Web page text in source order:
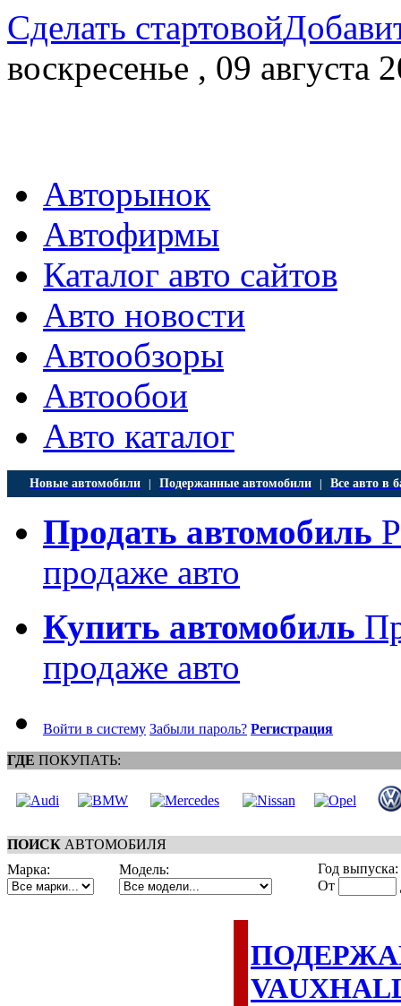
Сделать стартовой
воскресенье , 09 августа
Авторынок
Автофирмы
Каталог авто сайтов
Авто новости
Автообзоры
Автообои
Авто каталог
Новые автомобили Подержанные автомобили Все авто в
Продать автомобиль
продаже авто
Купить автомобиль
продаже авто
Войти в систему Забыли пароль? Регистрация
ГДЕ ПОКУПАТЬ:
ПОИСК АВТОМОБИЛЯ
Марка:
Модель:
Год выпуска:
От